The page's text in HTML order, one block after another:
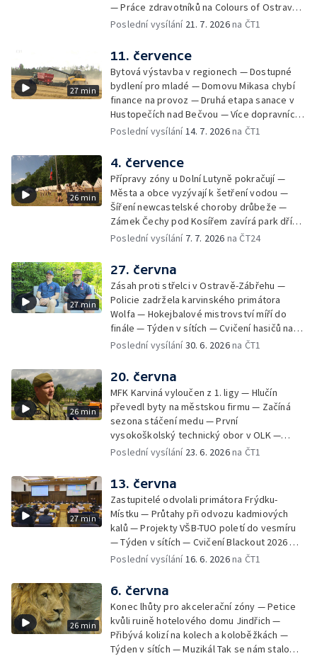
— Práce zdravotníků na Colours of Ostrava
— Týden v sítích — Umění v době umělé
Poslední vysílání 21. 7. 2026na ČT1
27 min
11. července
Bytová výstavba v regionech — Dostupné
bydlení pro mladé — Domovu Mikasa chybí
finance na provoz — Druhá etapa sanace v
Hustopečích nad Bečvou — Více dopravních
nehod v létě — Týden v sítích — Žně v Česku
Poslední vysílání14. 7. 2026na ČT1
26 min
4. července
Přípravy zóny u Dolní Lutyně pokračují —
Města a obce vyzývají k šetření vodou —
Šíření newcastelské choroby drůbeže —
Zámek Čechy pod Kosířem zavírá park dříve
— Začíná hlavní turistická sezóna v MS kraji
150 let od narození Jana Čapka
Poslední vysílání 7. 7. 2026 na ČT24
27 min
27. června
Zásah proti střelci v Ostravě-Zábřehu —
Policie zadržela karvinského primátora
Wolfa — Hokejbalové mistrovství míří do
finále — Týden v sítích — Cvičení hasičů na
letišti v Mošnově — Od července povinná
Poslední vysílání30. 6. 2026na ČT1
26 min
20. června
MFK Karviná vyloučen z 1. ligy — Hlučín
převedl byty na městskou firmu — Začíná
sezona stáčení medu — První
vysokoškolský technický obor v OLK —
Týden v sítích — Tanky Leopard 2A4
četníka z Liptaňské tragédie
Poslední vysílání 23. 6. 2026na ČT1
27 min
13. června
Zastupitelé odvolali primátora Frýdku-
Místku — Průtahy při odvozu kadmiových
kalů — Projekty VŠB-TUO poletí do vesmíru
— Týden v sítích — Cvičení Blackout 2026 —
Budeme sledovat
Poslední vysílání16. 6. 2026na ČT1
26 min
6. června
Konec lhůty pro akcelerační zóny — Petice
kvůli ruině hotelového domu Jindřich —
Přibývá kolizí na kolech a koloběžkách —
Týden v sítích — Muzikál Tak se nám stalo